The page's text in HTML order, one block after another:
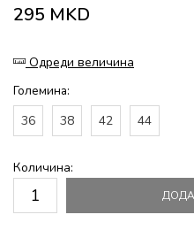
295 MKD
Одреди величина
Големина:
36
38 42 44
Количина: